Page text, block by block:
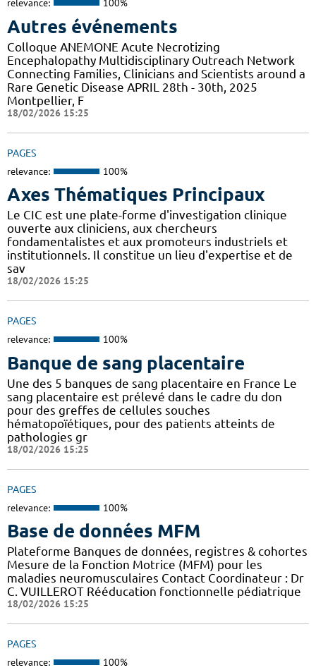
relevance: 100%
Autres événements
Colloque ANEMONE Acute Necrotizing
Encephalopathy Multidisciplinary Outreach Network
Connecting Families, Clinicians and Scientists around a
Rare Genetic Disease APRIL 28th - 30th, 2025
Montpellier, F
18/02/2026 15:25
PAGES
relevance: 100%
Axes Thématiques Principaux
Le CIC est une plate-forme d'investigation clinique
ouverte aux cliniciens, aux chercheurs
fondamentalistes et aux promoteurs industriels et
institutionnels. Il constitue un lieu d'expertise et de
sav
18/02/2026 15:25
PAGES
relevance: 100%
Banque de sang placentaire
Une des 5 banques de sang placentaire en France Le
sang placentaire est prélevé dans le cadre du don
pour des greffes de cellules souches
hématopoïétiques, pour des patients atteints de
pathologies gr
18/02/2026 15:25
PAGES
relevance: 100%
Base de données MFM
Plateforme Banques de données, registres & cohortes
Mesure de la Fonction Motrice (MFM) pour les
maladies neuromusculaires Contact Coordinateur : Dr
C. VUILLEROT Rééducation fonctionnelle pédiatrique
18/02/2026 15:25
PAGES
relevance: 100%